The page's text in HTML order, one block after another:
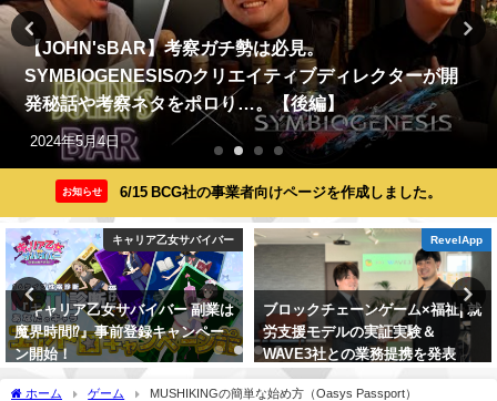
『キャリア乙女サバイバー 副業は魔界時間⁉』事前登録
キャンペーン開始！
2024年12月24日
お知らせ 6/15 BCG社の事業者向けページを作成しました。
RevelApp
ブロックチェーンゲーム×福祉| 就
労支援モデルの実証実験＆
WAVE3社との業務提携を発表
プロモーション
【JOHN'sBAR】考察ガチ勢は必
見。SYMBIOGENESISのクリエ
イティブディレクターが開発秘話
や考察ネタをポロり…。【後編】
ホーム ゲーム MUSHIKINGの簡単な始め方（Oasys Passport）